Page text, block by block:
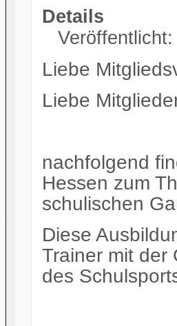
Details
Liebe
Liebe
nachfolgend
Hessen zum
schulischen
Diese
Trainer mit der
des